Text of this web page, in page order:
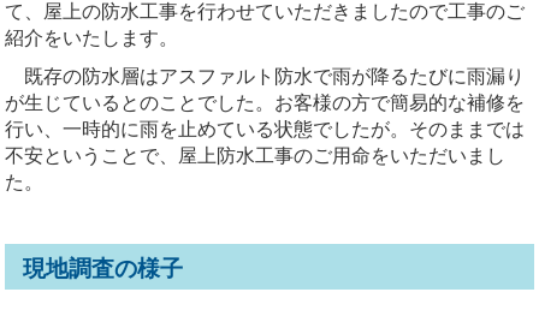
て、屋上の防水工事を行わせていただきましたので工事のご
紹介をいたします。
既存の防水層はアスファルト防水で雨が降るたびに雨漏り
が生じているとのことでした。お客様の方で簡易的な補修を
行い、一時的に雨を止めている状態でしたが。そのままでは
不安ということで、屋上防水工事のご用命をいただいまし
た。
現地調査の様子